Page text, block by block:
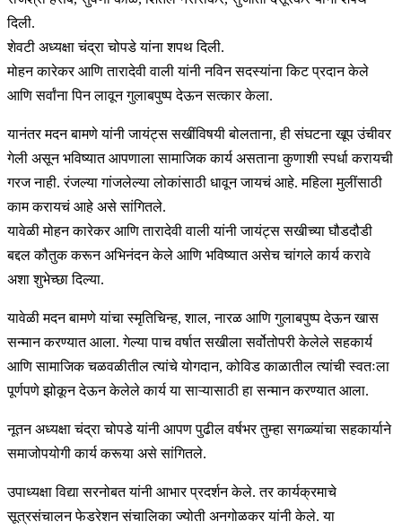
दिली.
शेवटी अध्यक्षा चंद्रा चोपडे यांना शपथ दिली.
मोहन कारेकर आणि तारादेवी वाली यांनी नविन सदस्यांना किट प्रदान केले
आणि सर्वांना पिन लावून गुलाबपुष्प देऊन सत्कार केला.
यानंतर मदन बामणे यांनी जायंट्स सखींविषयी बोलताना, ही संघटना खूप उंचीवर
गेली असून भविष्यात आपणाला सामाजिक कार्य असताना कुणाशी स्पर्धा करायची
गरज नाही. रंजल्या गांजलेल्या लोकांसाठी धावून जायचं आहे. महिला मुलींसाठी
काम करायचं आहे असे सांगितले.
यावेळी मोहन कारेकर आणि तारादेवी वाली यांनी जायंट्स सखीच्या घौडदौडी
बद्दल कौतुक करून अभिनंदन केले आणि भविष्यात असेच चांगले कार्य करावे
अशा शुभेच्छा दिल्या.
यावेळी मदन बामणे यांचा स्मृतिचिन्ह, शाल, नारळ आणि गुलाबपुष्प देऊन खास
सन्मान करण्यात आला. गेल्या पाच वर्षात सखीला सर्वोतोपरी केलेले सहकार्य
आणि सामाजिक चळवळीतील त्यांचे योगदान, कोविड काळातील त्यांची स्वतःला
पूर्णपणे झोकून देऊन केलेले कार्य या साऱ्यासाठी हा सन्मान करण्यात आला.
नूतन अध्यक्षा चंद्रा चोपडे यांनी आपण पुढील वर्षभर तुम्हा सगळ्यांचा सहकार्याने
समाजोपयोगी कार्य करूया असे सांगितले.
उपाध्यक्षा विद्या सरनोबत यांनी आभार प्रदर्शन केले. तर कार्यक्रमाचे
सूत्रसंचालन फेडरेशन संचालिका ज्योती अनगोळकर यांनी केले. या